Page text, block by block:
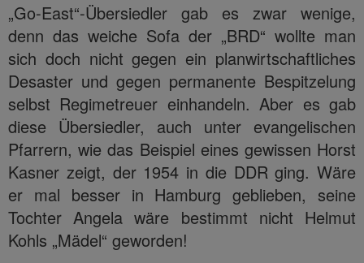
„Go-East“-Übersiedler gab es zwar wenige,
denn das weiche Sofa der „BRD“ wollte man
sich doch nicht gegen ein planwirtschaftliches
Desaster und gegen permanente Bespitzelung
selbst Regimetreuer einhandeln. Aber es gab
diese Übersiedler, auch unter evangelischen
Pfarrern, wie das Beispiel eines gewissen Horst
Kasner zeigt, der 1954 in die DDR ging. Wäre
er mal besser in Hamburg geblieben, seine
Tochter Angela wäre bestimmt nicht Helmut
Kohls „Mädel“ geworden!